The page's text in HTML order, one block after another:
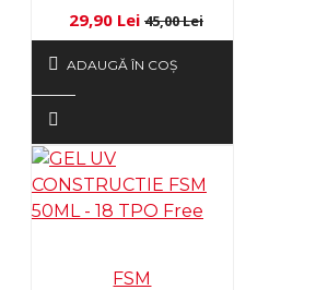
29,90 Lei 45,00 Lei
ADAUGĂ ÎN COŞ
FSM